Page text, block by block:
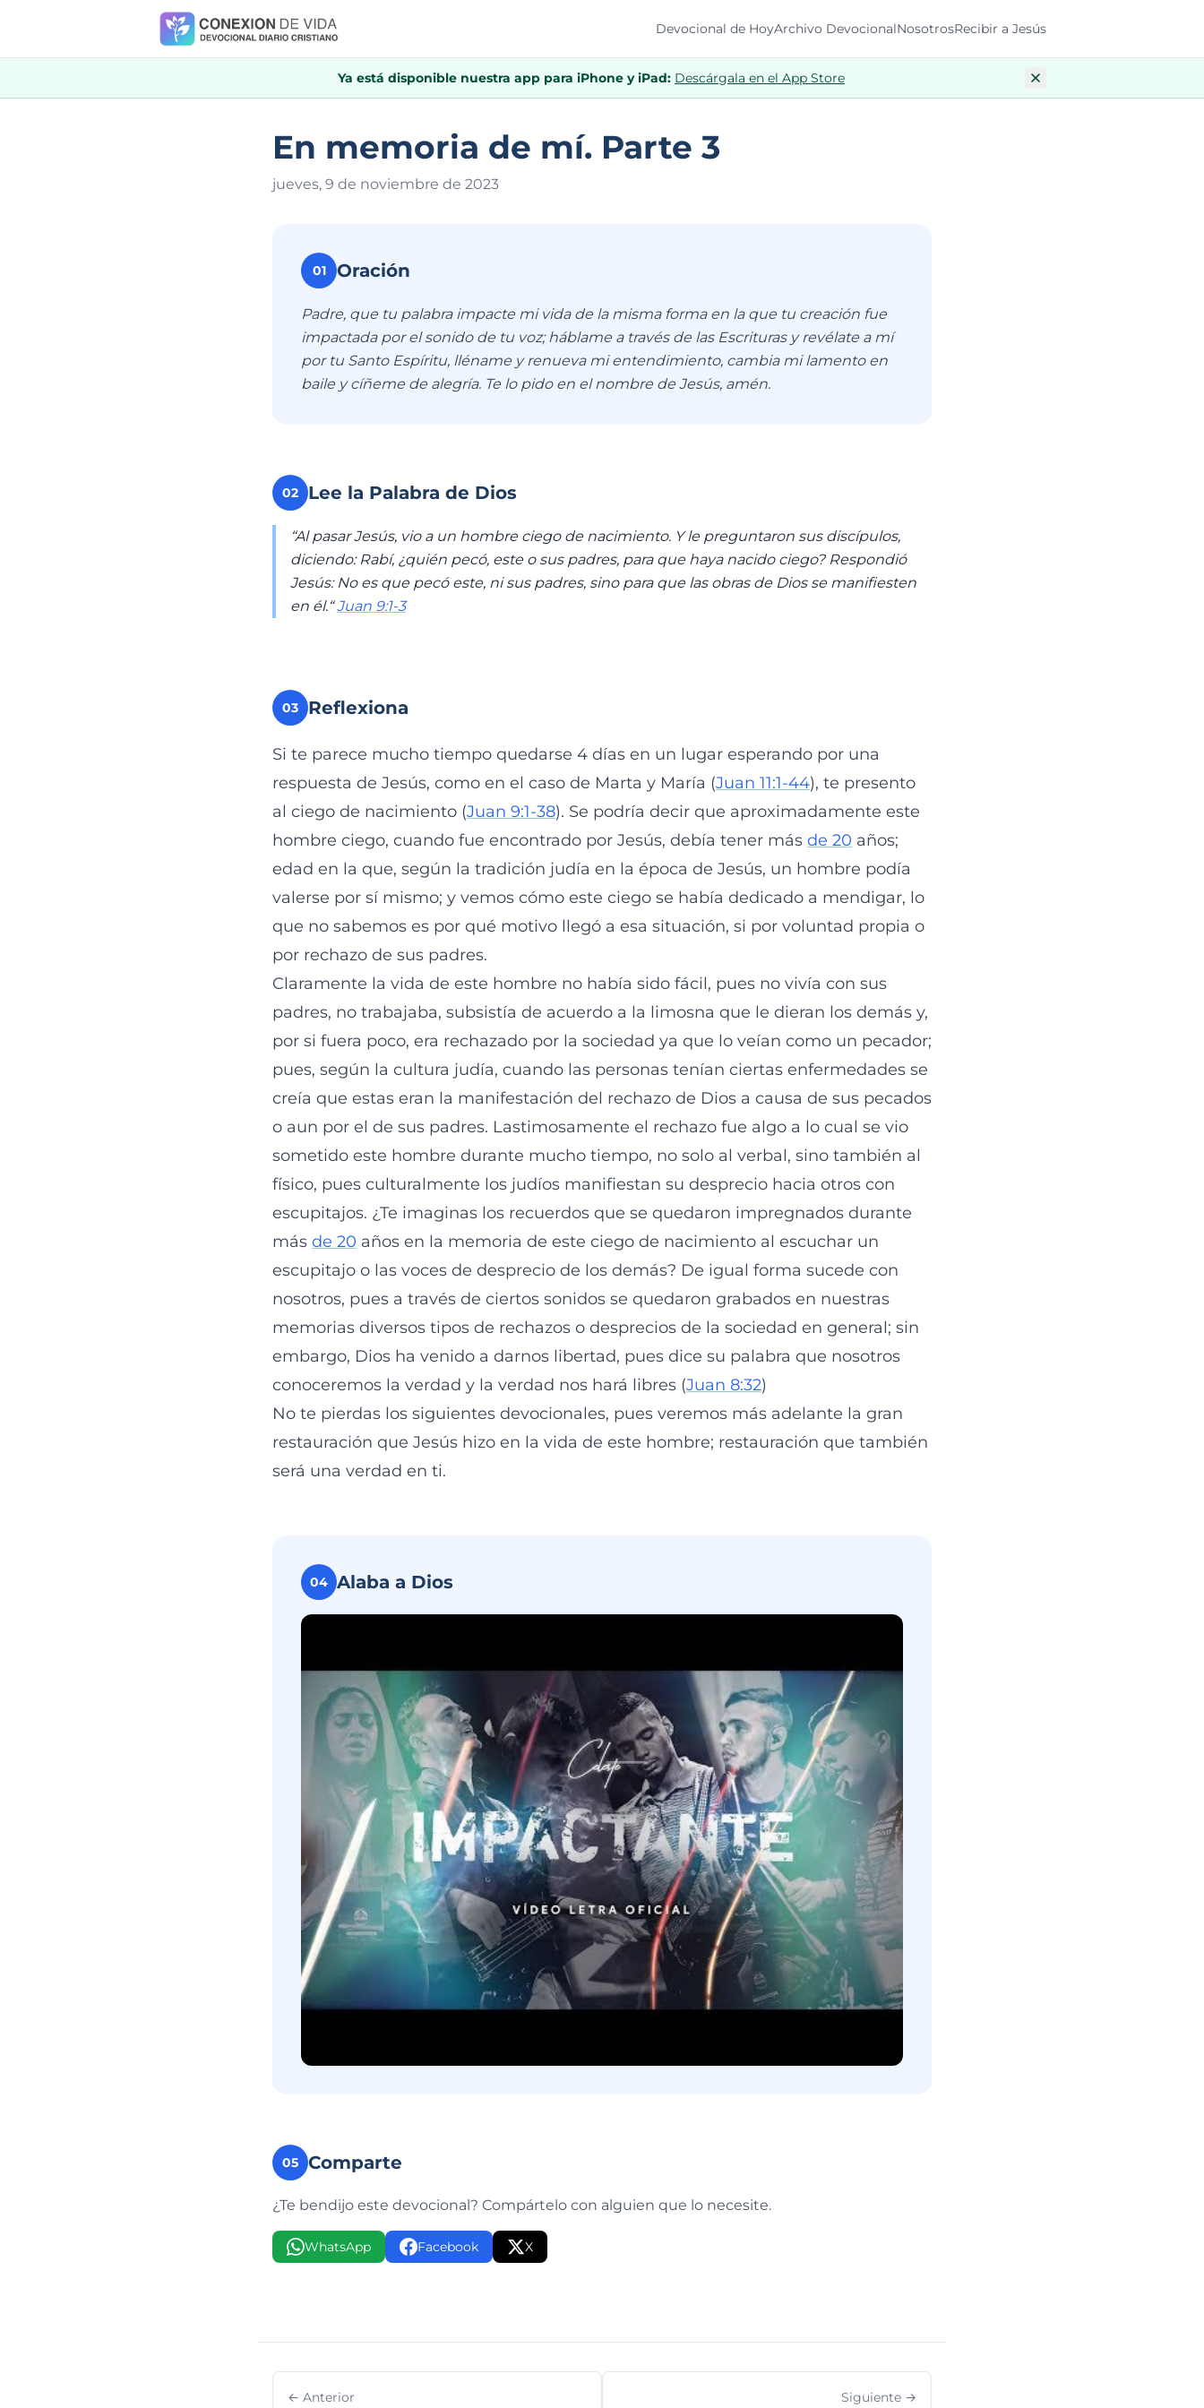
Devocional de HoyArchivo DevocionalNosotrosRecibir a Jesús
Ya está disponible nuestra app para iPhone y iPad: Descárgala en el App Store
En memoria de mí. Parte 3
jueves, 9 de noviembre de 2023
01 Oración
Padre, que tu palabra impacte mi vida de la misma forma en la que tu creación fue
impactada por el sonido de tu voz; háblame a través de las Escrituras y revélate a mí
por tu Santo Espíritu, lléname y renueva mi entendimiento, cambia mi lamento en
baile y cíñeme de alegría. Te lo pido en el nombre de Jesús, amén.
02 Lee la Palabra de Dios
“Al pasar Jesús, vio a un hombre ciego de nacimiento. Y le preguntaron sus discípulos,
diciendo: Rabí, ¿quién pecó, este o sus padres, para que haya nacido ciego? Respondió
Jesús: No es que pecó este, ni sus padres, sino para que las obras de Dios se manifiesten
en él.“Juan 9:1-3
03 Reflexiona
Si te parece mucho tiempo quedarse 4 días en un lugar esperando por una
respuesta de Jesús, como en el caso de Marta y María (Juan 11:1-44), te presento
al ciego de nacimiento (Juan 9:1-38). Se podría decir que aproximadamente este
hombre ciego, cuando fue encontrado por Jesús, debía tener más de 20 años;
edad en la que, según la tradición judía en la época de Jesús, un hombre podía
valerse por sí mismo; y vemos cómo este ciego se había dedicado a mendigar, lo
que no sabemos es por qué motivo llegó a esa situación, si por voluntad propia o
por rechazo de sus padres.
Claramente la vida de este hombre no había sido fácil, pues no vivía con sus
padres, no trabajaba, subsistía de acuerdo a la limosna que le dieran los demás y,
por si fuera poco, era rechazado por la sociedad ya que lo veían como un pecador;
pues, según la cultura judía, cuando las personas tenían ciertas enfermedades se
creía que estas eran la manifestación del rechazo de Dios a causa de sus pecados
o aun por el de sus padres. Lastimosamente el rechazo fue algo a lo cual se vio
sometido este hombre durante mucho tiempo, no solo al verbal, sino también al
físico, pues culturalmente los judíos manifiestan su desprecio hacia otros con
escupitajos. ¿Te imaginas los recuerdos que se quedaron impregnados durante
más de 20 años en la memoria de este ciego de nacimiento al escuchar un
escupitajo o las voces de desprecio de los demás? De igual forma sucede con
nosotros, pues a través de ciertos sonidos se quedaron grabados en nuestras
memorias diversos tipos de rechazos o desprecios de la sociedad en general; sin
embargo, Dios ha venido a darnos libertad, pues dice su palabra que nosotros
conoceremos la verdad y la verdad nos hará libres (Juan 8:32)
No te pierdas los siguientes devocionales, pues veremos más adelante la gran
restauración que Jesús hizo en la vida de este hombre; restauración que también
será una verdad en ti.
04 Alaba a Dios
05 Comparte
¿Te bendijo este devocional? Compártelo con alguien que lo necesite.
WhatsApp Facebook X
← Anterior Siguiente →